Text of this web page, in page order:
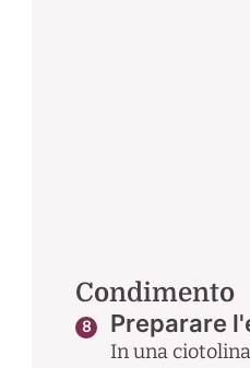
Condimento
Preparare
In una